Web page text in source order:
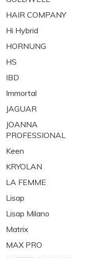
HAIR COMPANY
Hi Hybrid
HORNUNG
HS
IBD
Immortal
JAGUAR
JOANNA
PROFESSIONAL
Keen
KRYOLAN
LA FEMME
Lisap
Lisap Milano
Matrix
MAX PRO